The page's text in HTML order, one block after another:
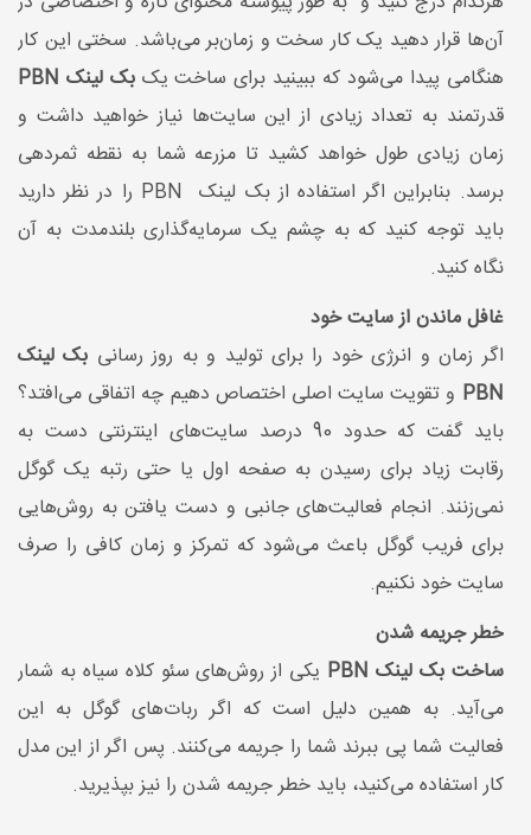
آن‌ها قرار دهید یک کار سخت و زمان‌بر می‌باشد. سختی این کار
هنگامی پیدا می‌شود که ببینید برای ساخت یکبک لینک PBN
قدرتمند به تعداد زیادی از این سایت‌ها نیاز خواهید داشت و
زمان زیادی طول خواهد کشید تا مزرعه شما به نقطه ثمردهی
برسد. بنابراین اگر استفاده از بک لینک PBN را در نظر دارید
باید توجه کنید که به چشم یک سرمایه‌گذاری بلندمدت به آن
نگاه کنید.
غافل ماندن از سایت خود
اگر زمان و انرژی خود را برای تولید و به روز رسانی بک لینک
PBN و تقویت سایت اصلی اختصاص دهیم چه اتفاقی می‌افتد؟
باید گفت که حدود 90 درصد سایت‌های اینترنتی دست به
رقابت زیاد برای رسیدن به صفحه اول یا حتی رتبه یک گوگل
نمی‌زنند. انجام فعالیت‌های جانبی و دست یافتن به روش‌هایی
برای فریب گوگل باعث می‌شود که تمرکز و زمان کافی را صرف
سایت خود نکنیم.
خطر جریمه شدن
ساخت بک لینک PBN
یکی از روش‌های سئو کلاه سیاه به شمار
می‌آید. به همین دلیل است که اگر ربات‌های گوگل به این
فعالیت شما پی ببرند شما را جریمه می‌کنند. پس اگر از این مدل
کار استفاده می‌کنید، باید خطر جریمه شدن را نیز بپذیرید.